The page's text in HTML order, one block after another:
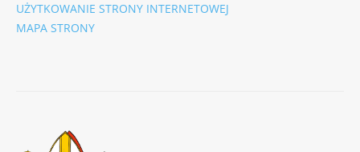
UŻYTKOWANIE STRONY INTERNETOWEJ
MAPA STRONY